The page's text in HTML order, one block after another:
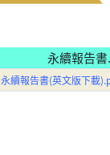
永續報告
永續報告書(英文版下載